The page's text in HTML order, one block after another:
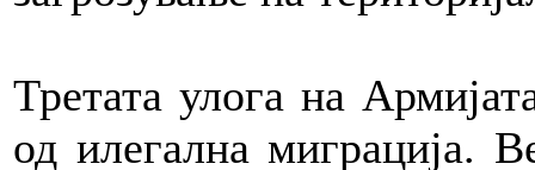
Третата улога на
од илегална миграција.